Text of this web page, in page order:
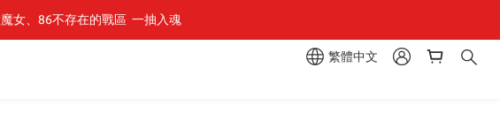
節紀念明信片組」
女、86不存在的戰區  一抽入魂
繁體中文